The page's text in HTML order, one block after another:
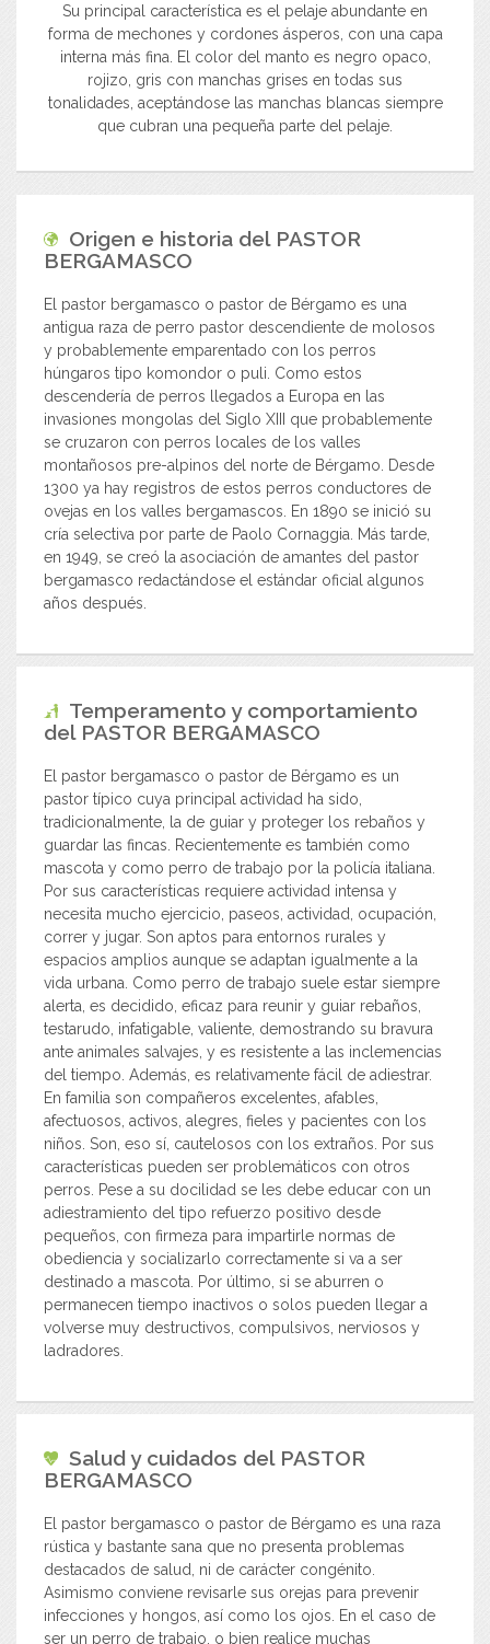
Su principal característica es el pelaje abundante en
forma de mechones y cordones ásperos, con una capa
interna más fina. El color del manto es negro opaco,
rojizo, gris con manchas grises en todas sus
tonalidades, aceptándose las manchas blancas siempre
que cubran una pequeña parte del pelaje.
Origen e historia del PASTOR
BERGAMASCO
El pastor bergamasco o pastor de Bérgamo es una
antigua raza de perro pastor descendiente de molosos
y probablemente emparentado con los perros
húngaros tipo komondor o puli. Como estos
descendería de perros llegados a Europa en las
invasiones mongolas del Siglo XIII que probablemente
se cruzaron con perros locales de los valles
montañosos pre-alpinos del norte de Bérgamo. Desde
1300 ya hay registros de estos perros conductores de
ovejas en los valles bergamascos. En 1890 se inició su
cría selectiva por parte de Paolo Cornaggia. Más tarde,
en 1949, se creó la asociación de amantes del pastor
bergamasco redactándose el estándar oficial algunos
años después.
Temperamento y comportamiento
del PASTOR BERGAMASCO
El pastor bergamasco o pastor de Bérgamo es un
pastor típico cuya principal actividad ha sido,
tradicionalmente, la de guiar y proteger los rebaños y
guardar las fincas. Recientemente es también como
mascota y como perro de trabajo por la policía italiana.
Por sus características requiere actividad intensa y
necesita mucho ejercicio, paseos, actividad, ocupación,
correr y jugar. Son aptos para entornos rurales y
espacios amplios aunque se adaptan igualmente a la
vida urbana. Como perro de trabajo suele estar siempre
alerta, es decidido, eficaz para reunir y guiar rebaños,
testarudo, infatigable, valiente, demostrando su bravura
ante animales salvajes, y es resistente a las inclemencias
del tiempo. Además, es relativamente fácil de adiestrar.
En familia son compañeros excelentes, afables,
afectuosos, activos, alegres, fieles y pacientes con los
niños. Son, eso sí, cautelosos con los extraños. Por sus
características pueden ser problemáticos con otros
perros. Pese a su docilidad se les debe educar con un
adiestramiento del tipo refuerzo positivo desde
pequeños, con firmeza para impartirle normas de
obediencia y socializarlo correctamente si va a ser
destinado a mascota. Por último, si se aburren o
permanecen tiempo inactivos o solos pueden llegar a
volverse muy destructivos, compulsivos, nerviosos y
ladradores.
Salud y cuidados del PASTOR
BERGAMASCO
El pastor bergamasco o pastor de Bérgamo es una raza
rústica y bastante sana que no presenta problemas
destacados de salud, ni de carácter congénito.
Asimismo conviene revisarle sus orejas para prevenir
infecciones y hongos, así como los ojos. En el caso de
ser un perro de trabajo, o bien realice muchas